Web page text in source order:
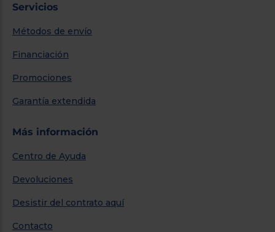
Servicios
Métodos de envío
Financiación
Promociones
Garantía extendida
Más información
Centro de Ayuda
Devoluciones
Desistir del contrato aquí
Contacto